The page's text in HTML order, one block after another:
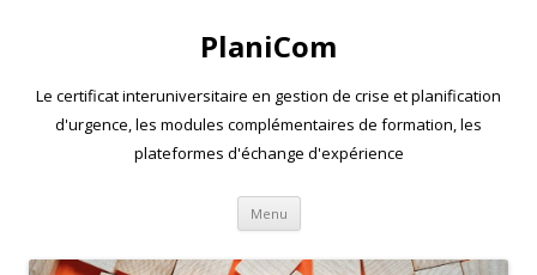
PlaniCom
Le certificat interuniversitaire en gestion de crise et planification
d'urgence, les modules complémentaires de formation, les
plateformes d'échange d'expérience
Menu Aller
contenu